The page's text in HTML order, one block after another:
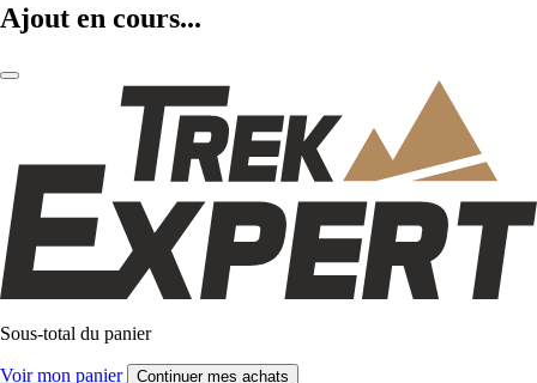
Ajout en cours...
Sous-total du panier
Voir mon panier Continuer mes achats